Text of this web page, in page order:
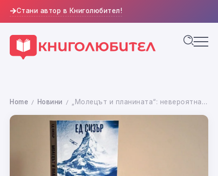
Стани автор в Книголюбител!
Home / Новини / „Молецът и планината“: невероятната история на Морис Уилсън вече на български